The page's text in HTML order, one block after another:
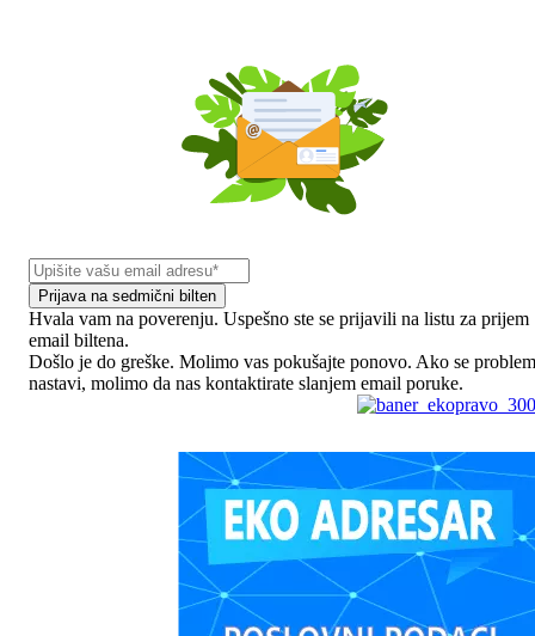
Prijava na sedmični bilten
Hvala vam na poverenju. Uspešno ste se prijavili na listu za prijem
email biltena.
Došlo je do greške. Molimo vas pokušajte ponovo. Ako se
nastavi, molimo da nas kontaktirate slanjem email poruke.